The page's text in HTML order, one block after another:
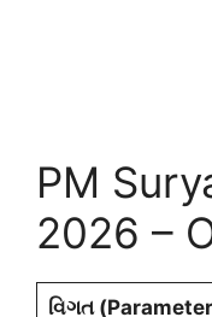
PM
2026 –
વિગત